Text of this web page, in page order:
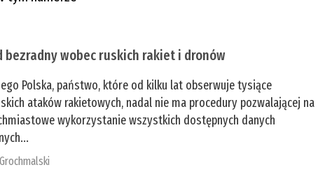
bezradny wobec ruskich rakiet i dronów
Polska, państwo, które od kilku lat obserwuje tysiące
ataków rakietowych, nadal nie ma procedury pozwalającej na
wykorzystanie wszystkich dostępnych danych